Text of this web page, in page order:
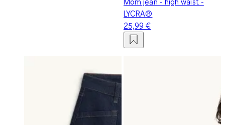
LYCRA®
25,99 €